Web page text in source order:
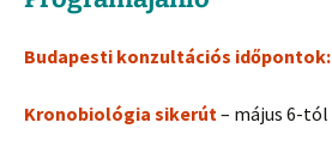
Budapesti konzultációs időpontok:
Kronobiológia sikerút– május 6-tól